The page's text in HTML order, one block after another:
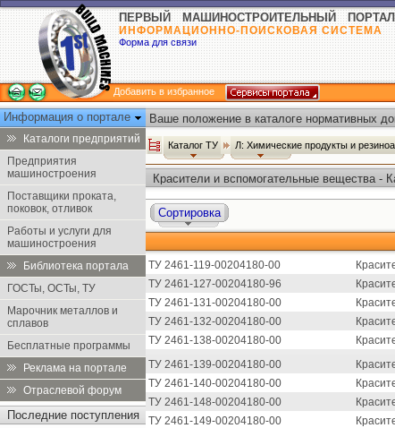
ПЕРВЫЙ МАШИНОСТРОИТЕЛЬНЫЙ ПОРТАЛ
ИНФОРМАЦИОННО-ПОИСКОВАЯ СИСТЕМА
Форма для связи
Добавить в избранное
Информация о портале
Каталоги предприятий
Предприятия
машиностроения
Поставщики проката,
поковок, отливок
Работы и услуги для
машиностроения
Библиотека портала
ГОСТы, ОСТы, ТУ
Марочник металлов и
сплавов
Бесплатные программы
Реклама на портале
Отраслевой форум
Последние поступления
Ваше положение в каталоге нормативных
Каталог ТУ Л: Химические продукты и
Красители и вспомогательные вещества -
Сортировка
ТУ 2461-119-00204180-00
ТУ 2461-127-00204180-96
ТУ 2461-131-00204180-00
ТУ 2461-132-00204180-00
ТУ 2461-138-00204180-00
ТУ 2461-139-00204180-00
ТУ 2461-140-00204180-00
ТУ 2461-148-00204180-00
ТУ 2461-149-00204180-00